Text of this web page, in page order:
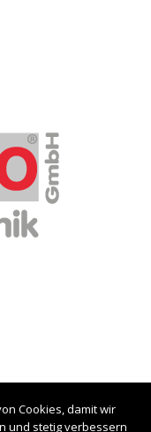
Home
Contact
Informations
Cookies, damit wir
und stetig verbessern